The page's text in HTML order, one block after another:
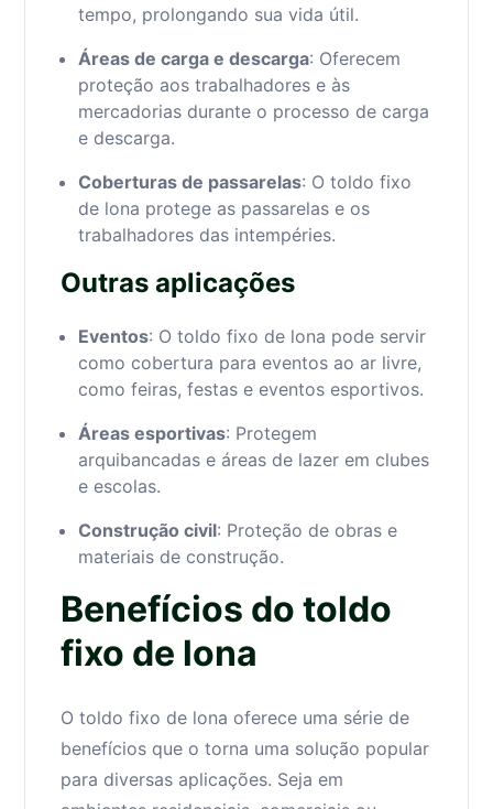
tempo, prolongando sua vida útil.
Áreas de carga e descarga: Oferecem
proteção aos trabalhadores e às
mercadorias durante o processo de carga
e descarga.
Coberturas de passarelas: O toldo fixo
de lona protege as passarelas e os
trabalhadores das intempéries.
Outras aplicações
Eventos: O toldo fixo de lona pode servir
como cobertura para eventos ao ar livre,
como feiras, festas e eventos esportivos.
Áreas esportivas: Protegem
arquibancadas e áreas de lazer em clubes
e escolas.
Construção civil: Proteção de obras e
materiais de construção.
Benefícios do toldo
fixo de lona
O toldo fixo de lona oferece uma série de
benefícios que o torna uma solução popular
para diversas aplicações. Seja em